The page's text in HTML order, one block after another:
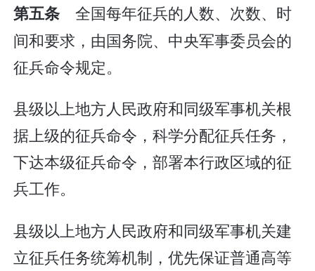
第五条 全国每年征兵的人数、次数、时
间和要求，由国务院、中央军事委员会的
征兵命令规定。
县级以上地方人民政府和同级军事机关根
据上级的征兵命令，科学分配征兵任务，
下达本级征兵命令，部署本行政区域的征
兵工作。
县级以上地方人民政府和同级军事机关建
立征兵任务统筹机制，优先保证普通高等